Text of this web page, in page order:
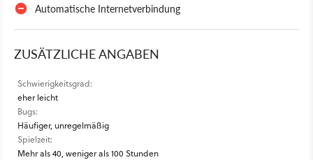
Automatische Internetverbindung
ZUSÄTZLICHE ANGABEN
Schwierigkeitsgrad:
eher leicht
Bugs:
Häufiger, unregelmäßig
Spielzeit:
Mehr als 40, weniger als 100 Stunden